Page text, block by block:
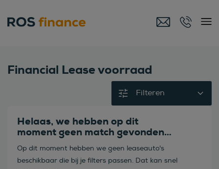
Financial Lease voorraad
Filteren
Helaas, we hebben op dit
moment geen match gevonden…
Op dit moment hebben we geen leaseauto's
beschikbaar die bij je filters passen. Dat kan snel